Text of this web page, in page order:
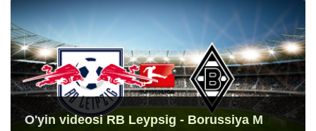
O'yin videosi RB Leypsig - Borussiya M